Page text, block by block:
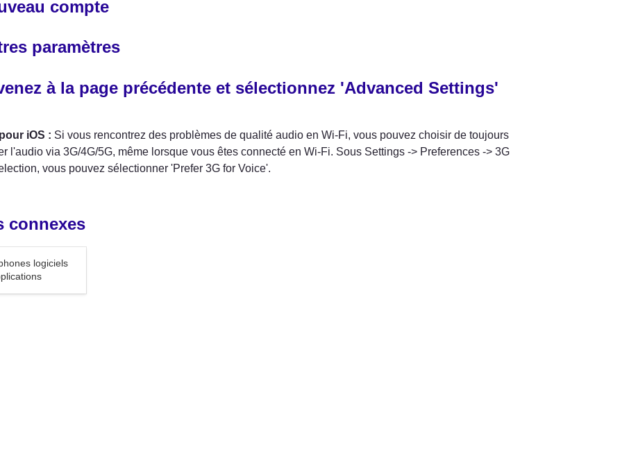
compte
paramètres
à la page précédente et sélectionnez 'Advanced Settings'
iOS : Si vous rencontrez des problèmes de qualité audio en Wi-Fi, vous pouvez choisir de toujours
l'audio via 3G/4G/5G, même lorsque vous êtes connecté en Wi-Fi. Sous Settings -> Preferences -> 3G
vous pouvez sélectionner 'Prefer 3G for Voice'.
connexes
logiciels